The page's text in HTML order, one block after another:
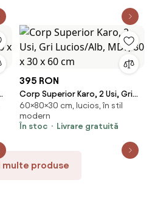
395 RON
Corp Superior Karo, 2 Usi, Gri
Lucios/Alb, MDF, 80 x 30 x 60
cm
60×80×30 cm, lucios, în stil
modern
În stoc
Livrare gratuită
multe produse